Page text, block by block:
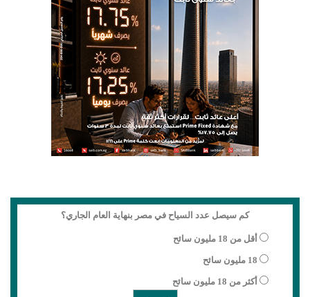
كم سيصل عدد السياح في مصر بنهاية العام الجاري؟
أقل من 18 مليون سائح
18 مليون سائح
أكثر من 18 مليون سائح